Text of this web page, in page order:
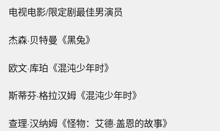
电视电影/限定剧最佳男演员
杰森·贝特曼《黑兔》
欧文·库珀《混沌少年时》
斯蒂芬·格拉汉姆《混沌少年时》
查理·汉纳姆《怪物：艾德·盖恩的故事》